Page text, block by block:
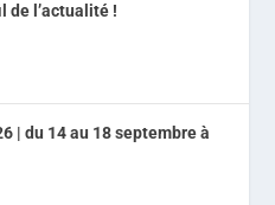
de l’actualité !
| du 14 au 18 septembre à